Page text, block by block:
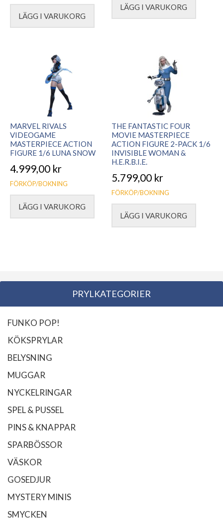
LÄGG I VARUKORG
LÄGG I VARUKORG
MARVEL RIVALS
VIDEOGAME
MASTERPIECE ACTION
FIGURE 1/6 LUNA SNOW
4.999,00 kr
FÖRKÖP/BOKNING
LÄGG I VARUKORG
THE FANTASTIC FOUR
MOVIE MASTERPIECE
ACTION FIGURE 2-PACK 1/6
INVISIBLE WOMAN &
H.E.R.B.I.E.
5.799,00 kr
FÖRKÖP/BOKNING
LÄGG I VARUKORG
PRYLKATEGORIER
FUNKO POP!
KÖKSPRYLAR
BELYSNING
MUGGAR
NYCKELRINGAR
SPEL & PUSSEL
PINS & KNAPPAR
SPARBÖSSOR
VÄSKOR
GOSEDJUR
MYSTERY MINIS
SMYCKEN